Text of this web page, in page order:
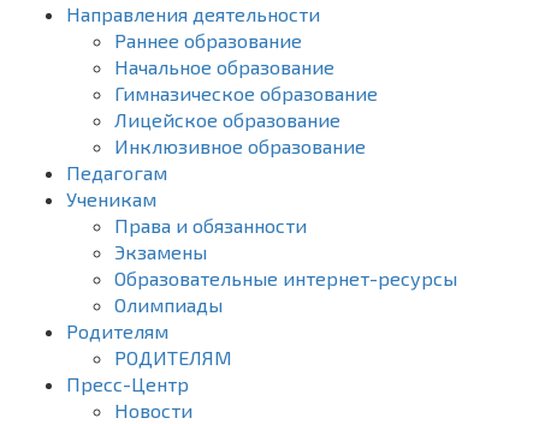
Направления деятельности
Раннее образование
Начальное образование
Гимназическое образование
Лицейское образование
Инклюзивное образование
Педагогам
Ученикам
Права и обязанности
Экзамены
Образовательные интернет-ресурсы
Олимпиады
Родителям
РОДИТЕЛЯМ
Пресс-Центр
Новости